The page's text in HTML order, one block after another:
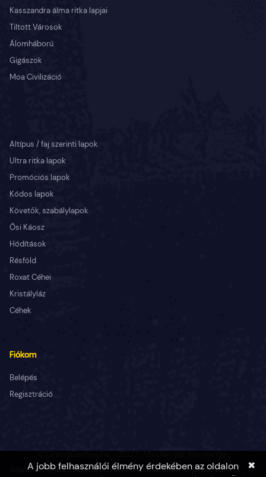
Kasszandra álma ritka lapjai
Tiltott Városok
Álomháború
Gigászok
Moa Civilizáció
Altípus / faj szerinti lapok
Ultra ritka lapok
Promóciós lapok
Kódos lapok
Követők, szabálylapok
Ősi Káosz
Hódítások
Résföld
Roxat Céhei
Kristályláz
Céhek
Fiókom
Belépés
Regisztráció
© GrandGames.hu - 2023. Minden jog fenntartva.
Általános szerződési feltételek
Adatkezelési tájékoztató
A jobb felhasználói élmény érdekében az oldalon
✖